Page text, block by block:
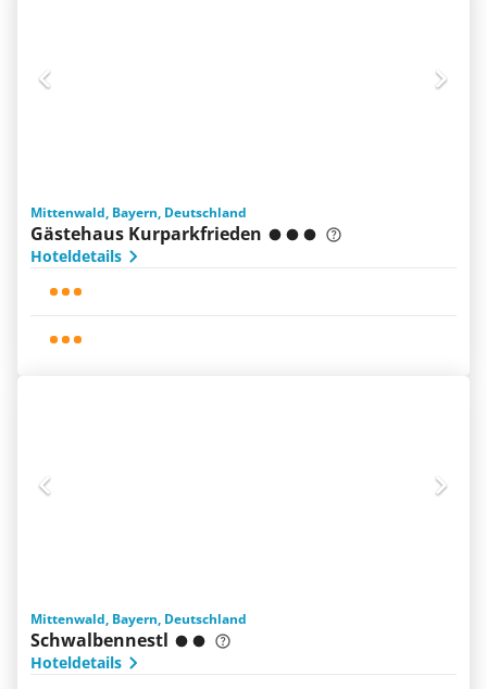
Mittenwald, Bayern, Deutschland
Gästehaus Kurparkfrieden
Hoteldetails
Mittenwald, Bayern, Deutschland
Schwalbennestl
Hoteldetails